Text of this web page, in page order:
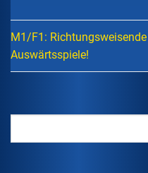
M1/F1: Richtungsweisende
Auswärtsspiele!